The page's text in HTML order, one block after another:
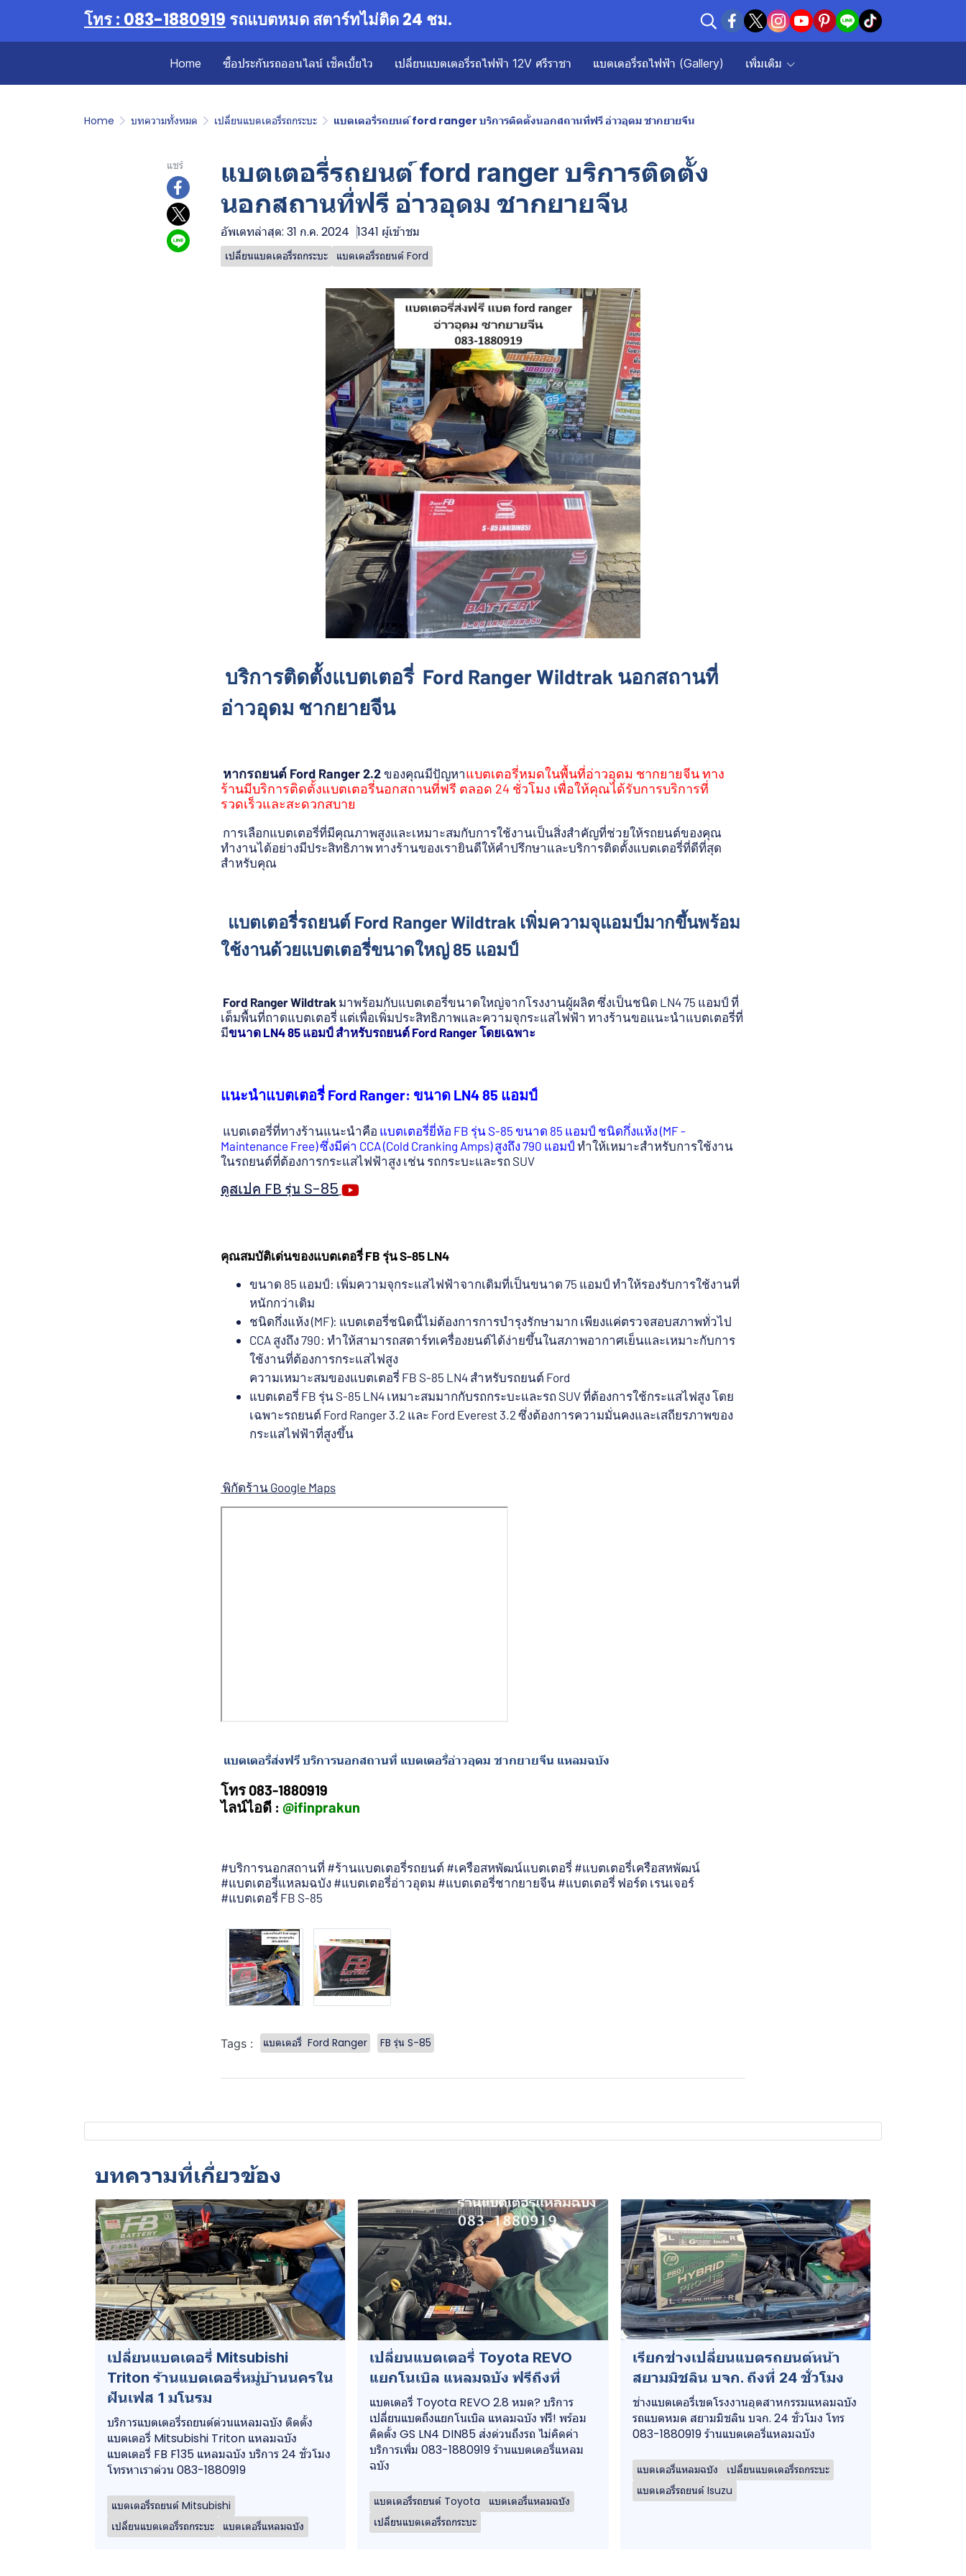
โทร : 083-1880919 รถแบตหมด สตาร์ทไม่ติด 24 ชม.
Home ซื้อประกันรถออนไลน์ เช็คเบี้ยไว เปลี่ยนแบตเตอรี่รถไฟฟ้า 12V ศรีราชา แบตเตอรี่รถไฟฟ้า (Gallery) เพิ่มเติม
Home บทความทั้งหมด เปลี่ยนแบตเตอรี่รถกระบะ แบตเตอรี่รถยนต์ ford ranger บริการติดตั้งนอกสถานที่ฟรี อ่าวอุดม ชากยายจีน
แชร์
แบตเตอรี่รถยนต์ ford ranger บริการติดตั้ง
นอกสถานที่ฟรี อ่าวอุดม ชากยายจีน
อัพเดทล่าสุด: 31 ก.ค. 2024 1341 ผู้เข้าชม
เปลี่ยนแบตเตอรี่รถกระบะ แบตเตอรี่รถยนต์ Ford
บริการติดตั้งแบตเตอรี่ Ford Ranger Wildtrak นอกสถานที่
อ่าวอุดม ชากยายจีน
หากรถยนต์ Ford Ranger 2.2 ของคุณมีปัญหาแบตเตอรี่หมดในพื้นที่อ่าวอุดม ชากยายจีน ทาง
ร้านมีบริการติดตั้งแบตเตอรี่นอกสถานที่ฟรี ตลอด 24 ชั่วโมง เพื่อให้คุณได้รับการบริการที่
รวดเร็วและสะดวกสบาย
การเลือกแบตเตอรี่ที่มีคุณภาพสูงและเหมาะสมกับการใช้งานเป็นสิ่งสำคัญที่ช่วยให้รถยนต์ของคุณ
ทำงานได้อย่างมีประสิทธิภาพ ทางร้านของเรายินดีให้คำปรึกษาและบริการติดตั้งแบตเตอรี่ที่ดีที่สุด
สำหรับคุณ
แบตเตอรี่รถยนต์ Ford Ranger Wildtrak เพิ่มความจุแอมป์มากขึ้นพร้อม
ใช้งานด้วยแบตเตอรี่ขนาดใหญ่ 85 แอมป์
Ford Ranger Wildtrak มาพร้อมกับแบตเตอรี่ขนาดใหญ่จากโรงงานผู้ผลิต ซึ่งเป็นชนิด LN4 75 แอมป์ ที่
เต็มพื้นที่ถาดแบตเตอรี่ แต่เพื่อเพิ่มประสิทธิภาพและความจุกระแสไฟฟ้า ทางร้านขอแนะนำแบตเตอรี่ที่
มีขนาด LN4 85 แอมป์ สำหรับรถยนต์ Ford Ranger โดยเฉพาะ
แนะนำแบตเตอรี่ Ford Ranger: ขนาด LN4 85 แอมป์
แบตเตอรี่ที่ทางร้านแนะนำคือ แบตเตอรี่ยี่ห้อ FB รุ่น S-85 ขนาด 85 แอมป์ ชนิดกึ่งแห้ง (MF -
Maintenance Free) ซึ่งมีค่า CCA (Cold Cranking Amps) สูงถึง 790 แอมป์ ทำให้เหมาะสำหรับการใช้งาน
ในรถยนต์ที่ต้องการกระแสไฟฟ้าสูง เช่น รถกระบะและรถ SUV
ดูสเปค FB รุ่น S-85
คุณสมบัติเด่นของแบตเตอรี่ FB รุ่น S-85 LN4
ขนาด 85 แอมป์: เพิ่มความจุกระแสไฟฟ้าจากเดิมที่เป็นขนาด 75 แอมป์ ทำให้รองรับการใช้งานที่
หนักกว่าเดิม
ชนิดกึ่งแห้ง (MF): แบตเตอรี่ชนิดนี้ไม่ต้องการการบำรุงรักษามาก เพียงแค่ตรวจสอบสภาพทั่วไป
CCA สูงถึง 790: ทำให้สามารถสตาร์ทเครื่องยนต์ได้ง่ายขึ้นในสภาพอากาศเย็นและเหมาะกับการ
ใช้งานที่ต้องการกระแสไฟสูง
ความเหมาะสมของแบตเตอรี่ FB S-85 LN4 สำหรับรถยนต์ Ford
แบตเตอรี่ FB รุ่น S-85 LN4 เหมาะสมมากกับรถกระบะและรถ SUV ที่ต้องการใช้กระแสไฟสูง โดย
เฉพาะรถยนต์ Ford Ranger 3.2 และ Ford Everest 3.2 ซึ่งต้องการความมั่นคงและเสถียรภาพของ
กระแสไฟฟ้าที่สูงขึ้น
พิกัดร้าน Google Maps
แบตเตอรี่ส่งฟรี บริการนอกสถานที่ แบตเตอรี่อ่าวอุดม ชากยายจีน แหลมฉบัง
โทร 083-1880919
ไลน์ไอดี : @ifinprakun
#บริการนอกสถานที่ #ร้านแบตเตอรี่รถยนต์ #เครือสหพัฒน์แบตเตอรี่ #แบตเตอรี่เครือสหพัฒน์
#แบตเตอรี่แหลมฉบัง #แบตเตอรี่อ่าวอุดม #แบตเตอรี่ชากยายจีน #แบตเตอรี่ ฟอร์ด เรนเจอร์
#แบตเตอรี่ FB S-85
Tags : แบตเตอรี่ Ford Ranger FB รุ่น S-85
บทความที่เกี่ยวข้อง
เปลี่ยนแบตเตอรี่ Mitsubishi
Triton ร้านแบตเตอรี่หมู่บ้านนครใน
ฝันเฟส 1 มโนรม
บริการแบตเตอรี่รถยนต์ด่วนแหลมฉบัง ติดตั้ง
แบตเตอรี่ Mitsubishi Triton แหลมฉบัง
แบตเตอรี่ FB F135 แหลมฉบัง บริการ 24 ชั่วโมง
โทรหาเราด่วน 083-1880919
แบตเตอรี่รถยนต์ Mitsubishi
เปลี่ยนแบตเตอรี่รถกระบะ
แบตเตอรี่แหลมฉบัง
เปลี่ยนแบตเตอรี่ Toyota REVO
แยกโนเบิล แหลมฉบัง ฟรีถึงที่
แบตเตอรี่ Toyota REVO 2.8 หมด? บริการ
เปลี่ยนแบตถึงแยกโนเบิล แหลมฉบัง ฟรี! พร้อม
ติดตั้ง GS LN4 DIN85 ส่งด่วนถึงรถ ไม่คิดค่า
บริการเพิ่ม 083-1880919 ร้านแบตเตอรี่แหลม
ฉบัง
แบตเตอรี่รถยนต์ Toyota
แบตเตอรี่แหลมฉบัง
เปลี่ยนแบตเตอรี่รถกระบะ
เรียกช่างเปลี่ยนแบตรถยนต์หน้า
สยามมิชลิน บจก. ถึงที่ 24 ชั่วโมง
ช่างแบตเตอรี่เขตโรงงานอุตสาหกรรมแหลมฉบัง
รถแบตหมด สยามมิชลิน บจก. 24 ชั่วโมง โทร
083-1880919 ร้านแบตเตอรี่แหลมฉบัง
แบตเตอรี่แหลมฉบัง
เปลี่ยนแบตเตอรี่รถกระบะ
แบตเตอรี่รถยนต์ Isuzu